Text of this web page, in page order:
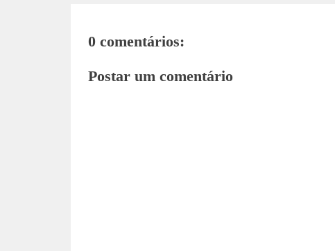
0 comentários:
Postar um comentário